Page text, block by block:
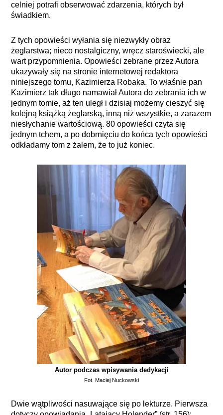
celniej potrafi obserwować zdarzenia, których był
świadkiem.
Z tych opowieści wyłania się niezwykły obraz
żeglarstwa; nieco nostalgiczny, wręcz staroświecki, ale
wart przypomnienia. Opowieści zebrane przez Autora
ukazywały się na stronie internetowej redaktora
niniejszego tomu, Kazimierza Robaka. To właśnie pan
Kazimierz tak długo namawiał Autora do zebrania ich w
jednym tomie, aż ten uległ i dzisiaj możemy cieszyć się
kolejną książką żeglarską, inną niż wszystkie, a zarazem
niesłychanie wartościową. 80 opowieści czyta się
jednym tchem, a po dobrnięciu do końca tych opowieści
odkładamy tom z żalem, że to już koniec.
Autor podczas wpisywania dedykacji
Fot. Maciej Nuckowski
Dwie wątpliwości nasuwające się po lekturze. Pierwsza